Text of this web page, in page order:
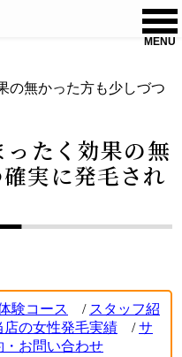
MENU
の無かった方も少しづつ
たく効果の無
実に発毛され
験コース / スタッフ紹
店の女性発毛実績 /サ
・お問い合わせ